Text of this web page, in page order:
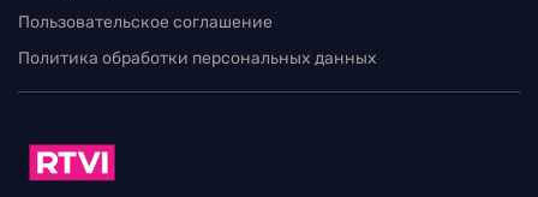
Пользовательское соглашение
Политика обработки персональных данных